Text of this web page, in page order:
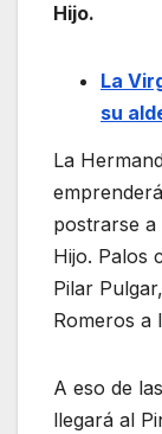
Hijo.
La
su
La
postrarse a
Hijo. Palos
Pilar
Romeros a
A eso de
llegará al